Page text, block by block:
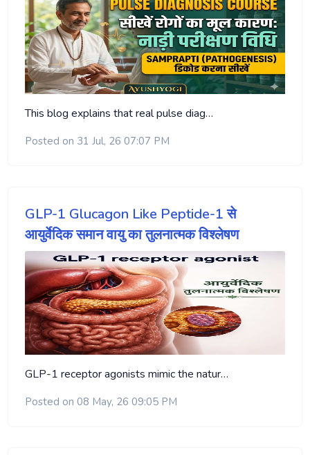
This blog explains that real pulse diag…
Posted on 31 Jul, 26 07:07 PM
GLP-1 Glucagon Like Peptide-1 से
आयुर्वेदिक समान वायु का तुलनात्मक विश्लेषण
GLP-1 receptor agonists mimic the natur…
Posted on 08 May, 26 09:05 PM